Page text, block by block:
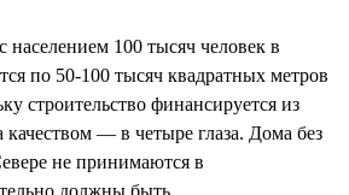
населением 100 тысяч человек в
по 50-100 тысяч квадратных метров
строительство финансируется из
качеством — в четыре глаза. Дома без
не принимаются в
должны быть